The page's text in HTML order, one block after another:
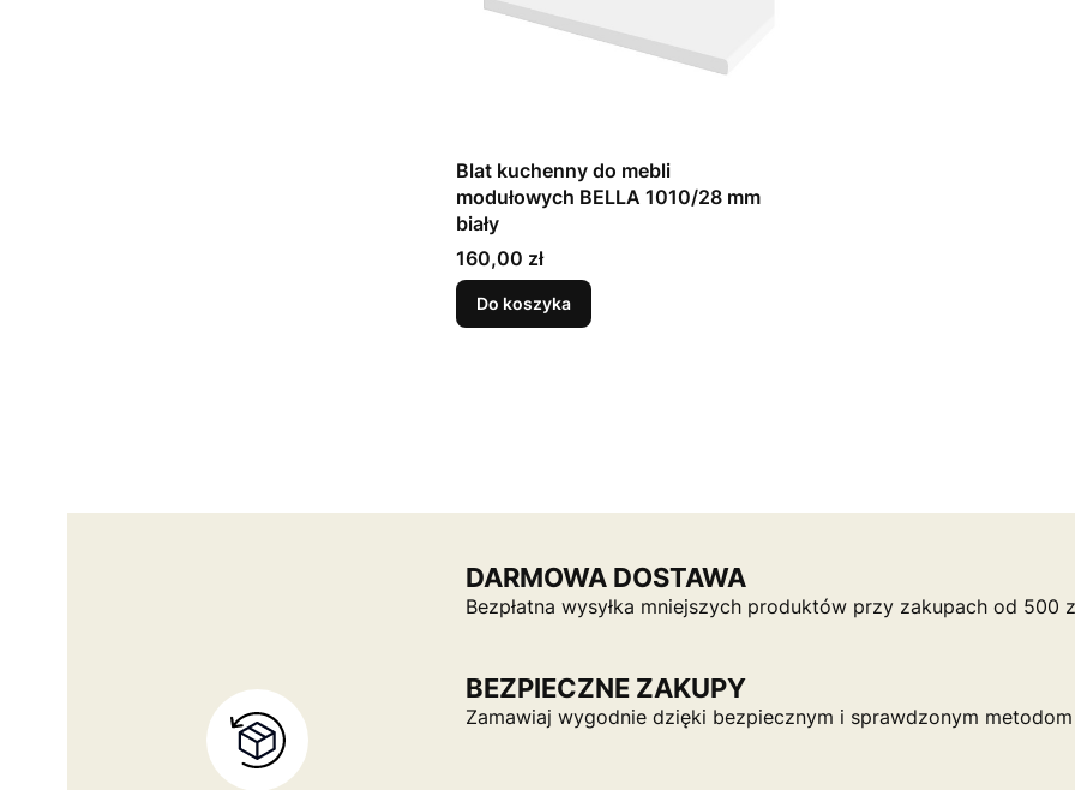
Blat kuchenny do mebli
modułowych BELLA 1010/28 mm
biały
Cena
160,00 zł
Do koszyka
DARMOWA DOSTAWA
Bezpłatna wysyłka mniejszych produktów przy zakupach od 500
BEZPIECZNE ZAKUPY
Zamawiaj wygodnie dzięki bezpiecznym i sprawdzonym metodom